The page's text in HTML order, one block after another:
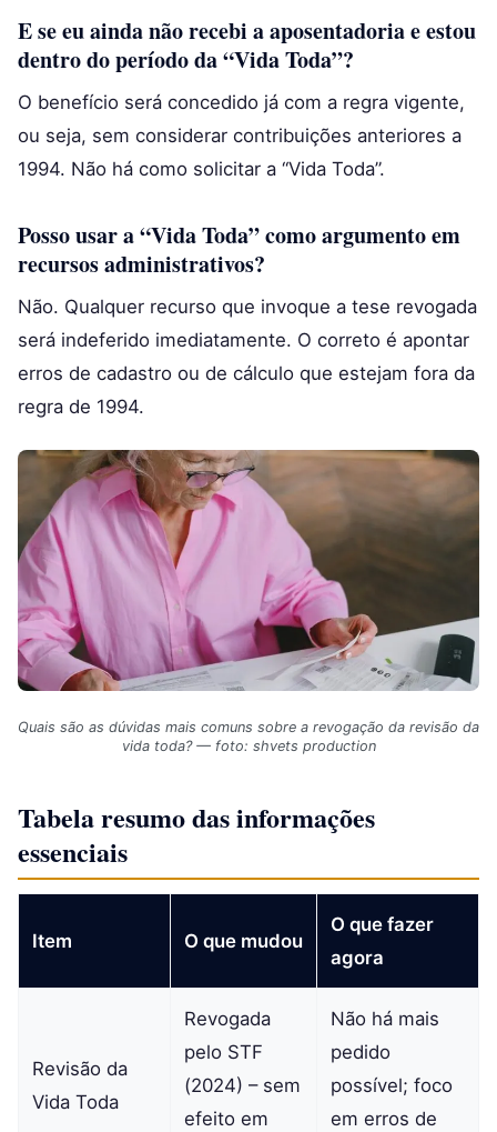
E se eu ainda não recebi a aposentadoria e estou
dentro do período da “Vida Toda”?
O benefício será concedido já com a regra vigente,
ou seja, sem considerar contribuições anteriores a
1994. Não há como solicitar a “Vida Toda”.
Posso usar a “Vida Toda” como argumento em
recursos administrativos?
Não. Qualquer recurso que invoque a tese revogada
será indeferido imediatamente. O correto é apontar
erros de cadastro ou de cálculo que estejam fora da
regra de 1994.
Quais são as dúvidas mais comuns sobre a revogação da revisão da
vida toda? — foto: shvets production
Tabela resumo das informações
essenciais
Item O que mudou
O que fazer
agora
Revisão da
Vida Toda
Revogada
pelo STF
(2024) – sem
efeito em
Não há mais
pedido
possível; foco
em erros de